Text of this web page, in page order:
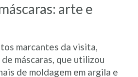
arte e
marcantes da visita,
máscaras, que utilizou
de moldagem em argila e